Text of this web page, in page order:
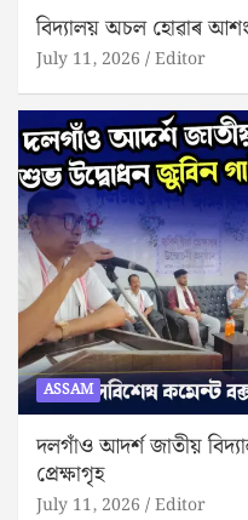
বিদ্যালয় অচল হোৱাৰ
July 11, 2026 Editor
ASSAM
দলগাঁও আদৰ্শ জাতীয়
প্ৰেক্ষাগৃহ
July 11, 2026 Editor